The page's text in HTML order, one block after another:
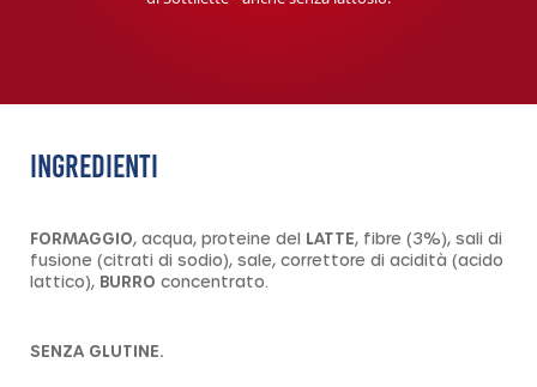
INGREDIENTI
FORMAGGIO, acqua, proteine del LATTE, fibre (3%), sali di
fusione (citrati di sodio), sale, correttore di acidità (acido
lattico), BURRO concentrato.
SENZA GLUTINE.